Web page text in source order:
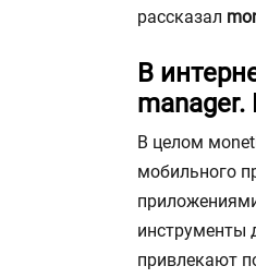
рассказал
В
manager.
В целом
мобильного
инструменты
привлекают